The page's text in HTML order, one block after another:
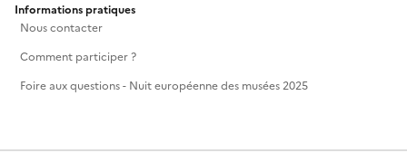
Informations pratiques
Nous contacter
Comment participer ?
Foire aux questions - Nuit européenne des musées 2025